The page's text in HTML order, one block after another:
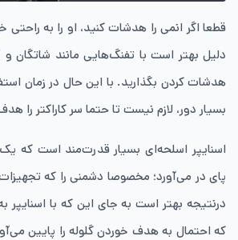
قطعا اگر انمی را هدشات کنید، او را به
هدشات کردن بگذارید. با این حال در زمان
بسیار دور، لازم نیست تا حتما سر کاراکتر را
اسنایپر اسلحه‌ای بسیار قدرت‌مند است که یک
پای در می‌آورد؛ مخصوصا دشمنی را که
درنتیجه بهتر است به جای این که با اسنایپر
که احتمال به هدف خوردن گلوله را پایین